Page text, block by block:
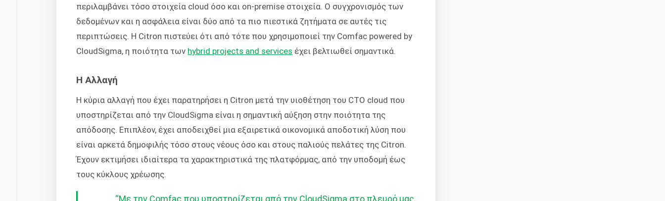
περιλαμβάνει τόσο στοιχεία cloud όσο και on-premise στοιχεία. Ο συγχρονισμός των
δεδομένων και η ασφάλεια είναι δύο από τα πιο πιεστικά ζητήματα σε αυτές τις
περιπτώσεις. Η Citron πιστεύει ότι από τότε που χρησιμοποιεί την Comfac powered by
CloudSigma, η ποιότητα των hybrid projects and services έχει βελτιωθεί σημαντικά.
Η Αλλαγή
Η κύρια αλλαγή που έχει παρατηρήσει η Citron μετά την υιοθέτηση του CTO cloud που
υποστηρίζεται από την CloudSigma είναι η σημαντική αύξηση στην ποιότητα της
απόδοσης. Επιπλέον, έχει αποδειχθεί μια εξαιρετικά οικονομικά αποδοτική λύση που
είναι αρκετά δημοφιλής τόσο στους νέους όσο και στους παλιούς πελάτες της Citron.
Έχουν εκτιμήσει ιδιαίτερα τα χαρακτηριστικά της πλατφόρμας, από την υποδομή έως
τους κύκλους χρέωσης.
“Με την Comfac που υποστηρίζεται από την CloudSigma στο πλευρό μας,